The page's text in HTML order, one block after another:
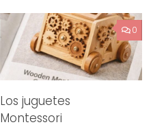
0
Los juguetes
Montessori